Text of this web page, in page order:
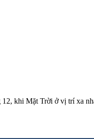
khi Mặt Trời ở vị trí xa